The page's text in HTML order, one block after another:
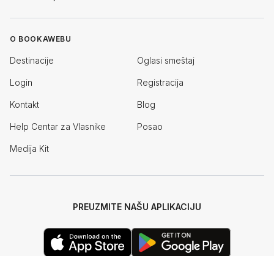
O BOOKAWEBU
Destinacije Oglasi smeštaj
Login Registracija
Kontakt Blog
Help Centar za Vlasnike Posao
Medija Kit
PREUZMITE NAŠU APLIKACIJU